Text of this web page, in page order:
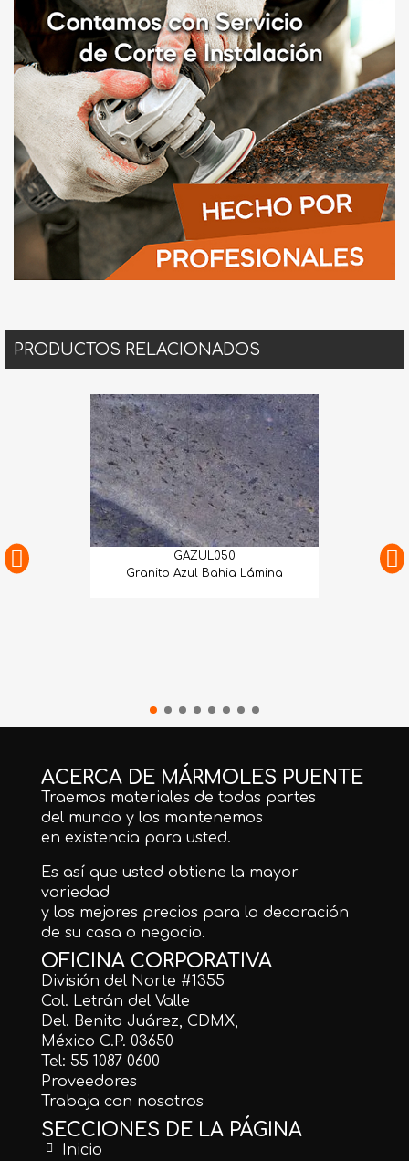
PRODUCTOS RELACIONADOS
GAZUL050
Granito Azul Bahia Lámina
ACERCA DE MÁRMOLES PUENTE
Traemos materiales de todas partes
del mundo y los mantenemos
en existencia para usted.
Es así que usted obtiene la mayor
variedad
y los mejores precios para la decoración
de su casa o negocio.
OFICINA CORPORATIVA
División del Norte #1355
Col. Letrán del Valle
Del. Benito Juárez, CDMX,
México C.P. 03650
Tel: 55 1087 0600
Proveedores
Trabaja con nosotros
SECCIONES DE LA PÁGINA
Inicio